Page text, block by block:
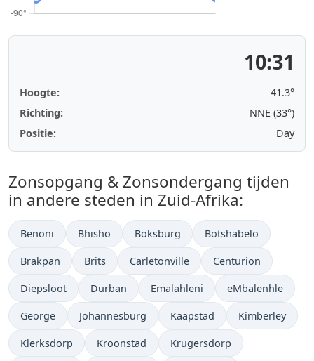
10:31
Hoogte:
41.3°
Richting:
NNE (33°)
Positie:
Day
Zonsopgang & Zonsondergang tijden
in andere steden in Zuid-Afrika:
Benoni Bhisho Boksburg Botshabelo
Brakpan Brits Carletonville Centurion
Diepsloot Durban Emalahleni eMbalenhle
George Johannesburg Kaapstad Kimberley
Klerksdorp Kroonstad Krugersdorp